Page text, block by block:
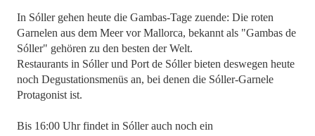
In Sóller gehen heute die Gambas-Tage zuende: Die roten
Garnelen aus dem Meer vor Mallorca, bekannt als "Gambas de
Sóller" gehören zu den besten der Welt.
Restaurants in Sóller und Port de Sóller bieten deswegen heute
noch Degustationsmenüs an, bei denen die Sóller-Garnele
Protagonist ist.
Bis 16:00 Uhr findet in Sóller auch noch ein